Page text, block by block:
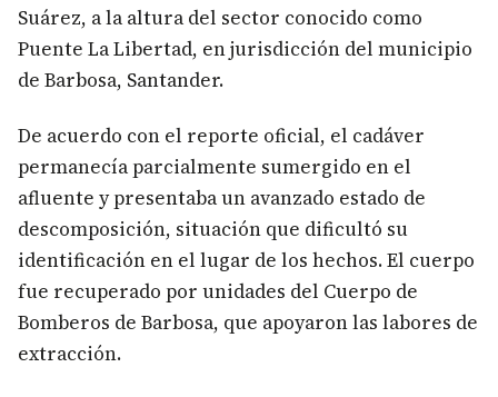
Suárez, a la altura del sector conocido como
Puente La Libertad, en jurisdicción del municipio
de Barbosa, Santander.
De acuerdo con el reporte oficial, el cadáver
permanecía parcialmente sumergido en el
afluente y presentaba un avanzado estado de
descomposición, situación que dificultó su
identificación en el lugar de los hechos. El cuerpo
fue recuperado por unidades del Cuerpo de
Bomberos de Barbosa, que apoyaron las labores de
extracción.